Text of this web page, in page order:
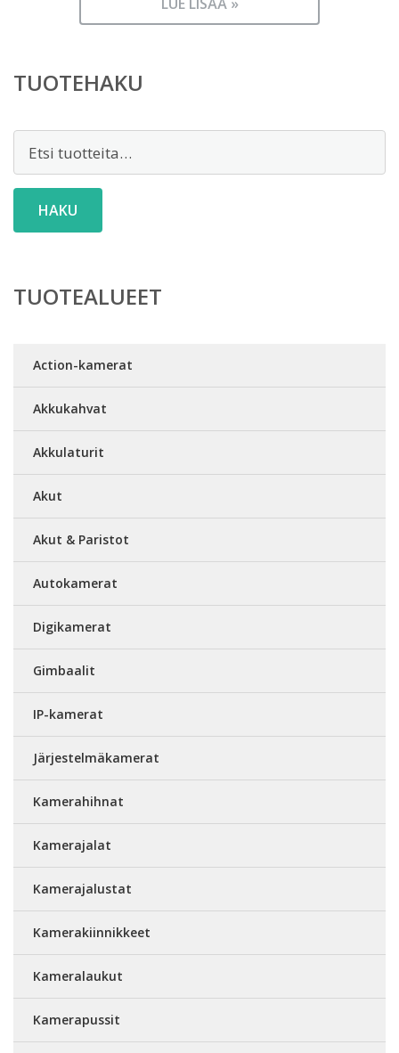
TUOTEHAKU
HAKU
TUOTEALUEET
Action-kamerat
Akkukahvat
Akkulaturit
Akut
Akut & Paristot
Autokamerat
Digikamerat
Gimbaalit
IP-kamerat
Järjestelmäkamerat
Kamerahihnat
Kamerajalat
Kamerajalustat
Kamerakiinnikkeet
Kameralaukut
Kamerapussit